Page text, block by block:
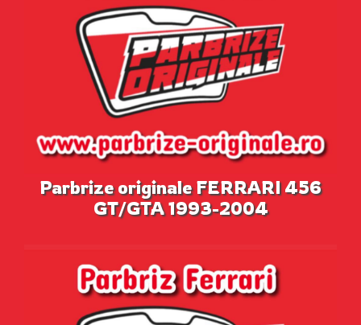
Parbrize originale FERRARI 456
GT/GTA 1993-2004